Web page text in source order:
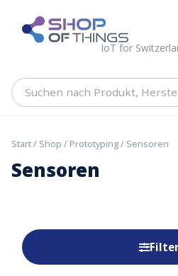
content
IoT for
Suchen
Hersteller,
Start/ Shop / Prototyping/ Sensoren
Sensoren